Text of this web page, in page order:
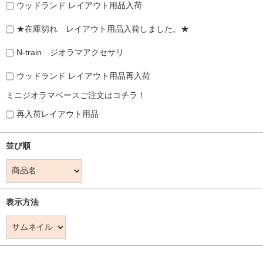
ウッドランド レイアウト用品入荷
★在庫切れ レイアウト用品入荷しました。★
N-train ジオラマアクセサリ
ウッドランド レイアウト用品再入荷
ミニジオラマベースご注文はコチラ！
再入荷レイアウト用品
並び順
表示方法